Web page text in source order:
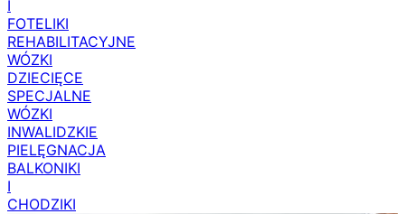
PIONIZATORY
I
FOTELIKI
REHABILITACYJNE
WÓZKI
DZIECIĘCE
SPECJALNE
WÓZKI
INWALIDZKIE
PIELĘGNACJA
BALKONIKI
I